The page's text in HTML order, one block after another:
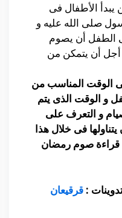
الأطفال فى
صلى الله عليه و
الطفل أن يصوم
أن يتمكن من
الوقت المناسب من
و الوقت الذى يتم
و التعرف على
فى خلال هذا
قراءة صوم رمضان
: قرقيعان